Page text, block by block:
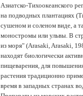
Азиатско-Тихоокеанского
на подводных плантациях
сушеном и соленом виде, а
моностромы или ульвы. В
из моря" (Arasaki, Arasaki,
находят биологически
пищеварения, для
растения традиционно
время в западных странах